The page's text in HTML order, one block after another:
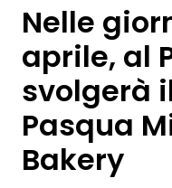
Nelle
aprile, al
svolgerà
Pasqua
Bakery